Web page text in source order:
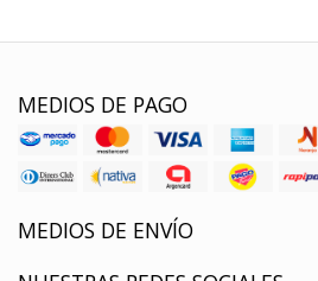
MEDIOS DE PAGO
MEDIOS DE ENVÍO